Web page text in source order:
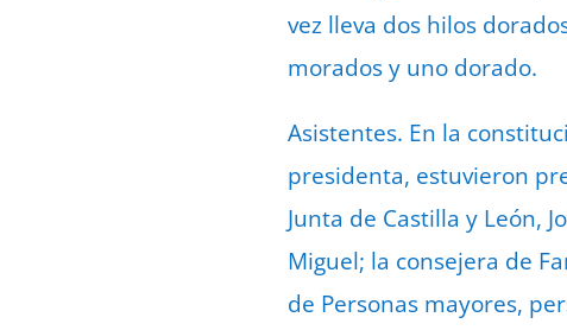
vez lleva dos hilos
morados y uno dorado.
Asistentes. En la
presidenta, estuvieron
Junta de Castilla y León,
Miguel; la consejera de
de Personas mayores,